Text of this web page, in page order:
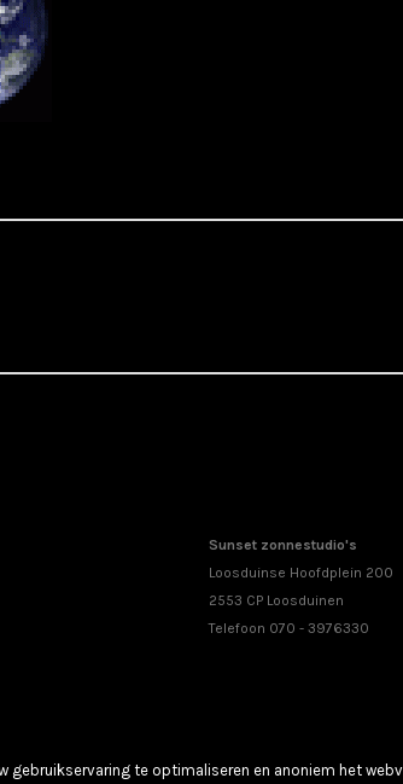
Sunset zonnestudio's
Loosduinse Hoofdplein 200
2553 CP Loosduinen
Telefoon 070 - 3976330
gebruikservaring te optimaliseren en anoniem het